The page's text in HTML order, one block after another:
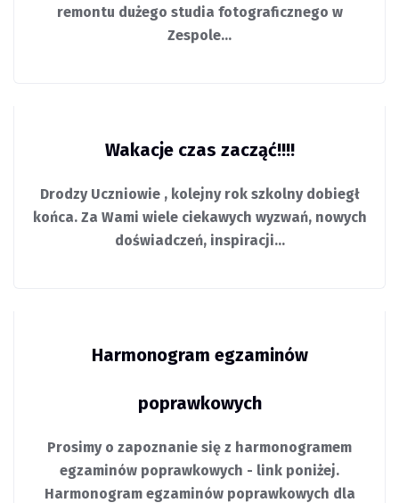
remontu dużego studia fotograficznego w
Zespole…
Wakacje czas zacząć!!!!
Drodzy Uczniowie , kolejny rok szkolny dobiegł
końca. Za Wami wiele ciekawych wyzwań, nowych
doświadczeń, inspiracji…
Harmonogram egzaminów
poprawkowych
Prosimy o zapoznanie się z harmonogramem
egzaminów poprawkowych - link poniżej.
Harmonogram egzaminów poprawkowych dla